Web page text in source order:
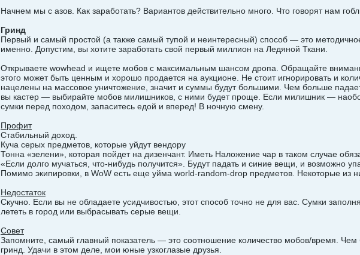
Начнем мы с азов. Как заработать? Вариантов действительно много. Что говорят нам
Гринд
Первый и самый простой (а также самый тупой и неинтересный) способ — это
именно. Допустим, вы хотите заработать свой первый миллион на Ледяной Ткани.
Открываете wowhead и ищете мобов с максимальным шансом дропа. Обращайте
этого может быть ценным и хорошо продается на аукционе. Не стоит игнорировать и
нацелены на массовое уничтожение, значит и суммы будут большими. Чем больше
вы кастер — выбирайте мобов милишников, с ними будет проще. Если милишник —
сумки перед походом, запаситесь едой и вперед! В ночную смену.
Профит
Стабильный доход.
Куча серых предметов, которые уйдут вендору
Тонна «зелени», которая пойдет на дизенчант. Иметь Наложение чар в таком случае
«Если долго мучаться, что-нибудь получится». Будут падать и синие вещи, и возможно
Помимо экипировки, в WoW есть еще уйма world-random-drop предметов. Некоторые из
Недостаток
Скучно. Если вы не обладаете усидчивостью, этот способ точно не для вас. Сумки
лететь в город или выбрасывать серые вещи.
Совет
Запомните, самый главный показатель — это соотношение количество мобов/время.
гринд. Удачи в этом деле, мои юные узкоглазые друзья.